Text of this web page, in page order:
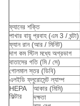
ফ্যানের শক্তি
পাখার বায়ু প্রবাহ (এম 3 / ঘন্টা)
ফ্যান রান (আর / মিনিট)
দাগ কম স্টিল মধ্যে অগ্রভাগ
বাতাসের গতি (মি / সে)
গোলমাল স্তর (ডিবি)
এলইডি ফ্লুরোসেন্ট ল্যাম্প
HEPA
ফিল্টার
আকার (মিমি)
দক্ষতা